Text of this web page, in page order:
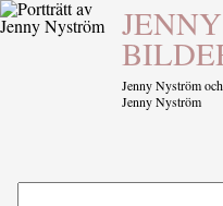
Jenny Nyström
Jenny Nyström